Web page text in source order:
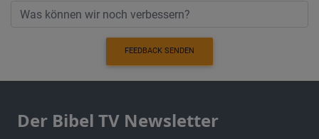
FEEDBACK SENDEN
Der Bibel TV Newsletter